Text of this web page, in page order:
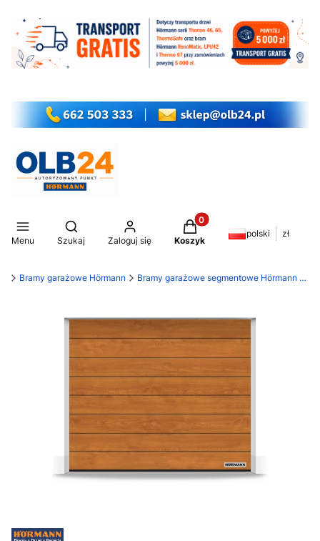
Menu
Otwórz wyszukiwarkę
Szukaj Zaloguj się
Produkty w koszyku: 0.
Koszyk
polski zł
Bramy garażowe Hörmann Bramy garażowe segmentowe Hörmann RenoMatic